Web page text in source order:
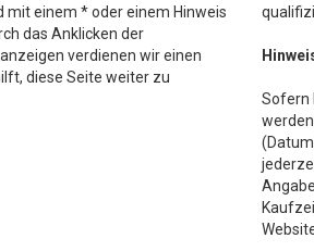
mit einem * oder einem Hinweis
das Anklicken der
verdienen wir einen
diese Seite weiter zu
Sofern